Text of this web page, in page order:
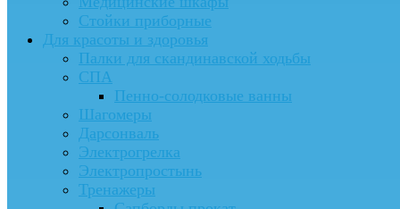
Стойки приборные
Для красоты и здоровья
Палки для скандинавской ходьбы
СПА
Пенно-солодковые ванны
Шагомеры
Дарсонваль
Электрогрелка
Электропростынь
Тренажеры